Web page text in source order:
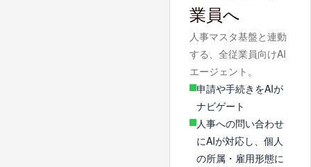
業員へ
人事マスタ基盤と連動
する、全従業員向けAI
エージェント。
申請や手続きをAIが
ナビゲート
人事への問い合わせ
にAIが対応し、個人
の所属・雇用形態に